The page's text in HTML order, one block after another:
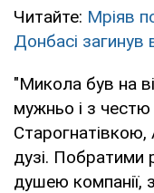
Читайте: Мріяв
Донбасі
"Микола був на
мужньо і з честю
Старогнатівкою,
дузі. Побратими
душею компанії,